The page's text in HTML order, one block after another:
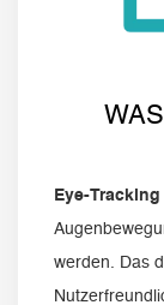
Eye-Tracking
werden. Das